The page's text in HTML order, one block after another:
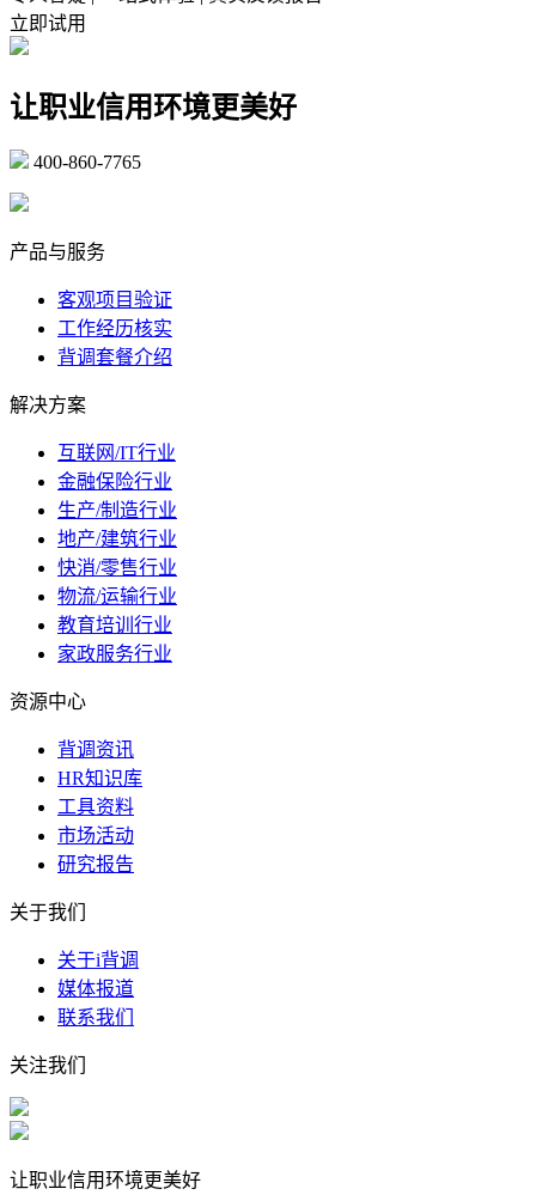
立即试用
让职业信用环境更美好
400-860-7765
产品与服务
客观项目验证
工作经历核实
背调套餐介绍
解决方案
互联网/IT行业
金融保险行业
生产/制造行业
地产/建筑行业
快消/零售行业
物流/运输行业
教育培训行业
家政服务行业
资源中心
背调资讯
HR知识库
工具资料
市场活动
研究报告
关于我们
关于i背调
媒体报道
联系我们
关注我们
让职业信用环境更美好